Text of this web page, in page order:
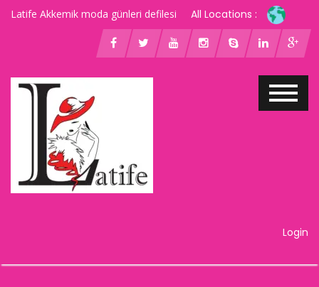
Latife Akkemik moda günleri defilesi All Locations :
Login